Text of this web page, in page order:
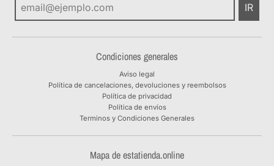
IR
Condiciones generales
Aviso legal
Política de cancelaciones, devoluciones y reembolsos
Política de privacidad
Política de envíos
Terminos y Condiciones Generales
Mapa de estatienda.online